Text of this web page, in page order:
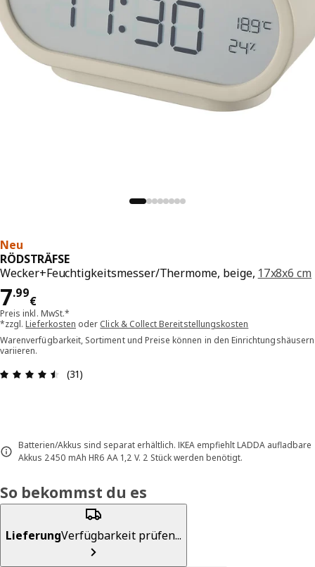
Neu
RÖDSTRÄFSE
Wecker+Feuchtigkeitsmesser/Thermome, beige, 17x8x6 cm
7.99
€
Preis 7.99€
Preis inkl. MwSt.*
*zzgl.Lieferkosten oder Click & Collect Bereitstellungskosten
Warenverfügbarkeit, Sortiment und Preise können in den Einrichtungshäusern
variieren.
Bewertung: 4.5 von 5 Sterne Alle Bewertungen:
(31)
Batterien/Akkus sind separat erhältlich. IKEA empfiehlt LADDA aufladbare
Akkus 2450 mAh HR6 AA 1,2 V. 2 Stück werden benötigt.
So bekommst du es
LieferungVerfügbarkeit prüfen...